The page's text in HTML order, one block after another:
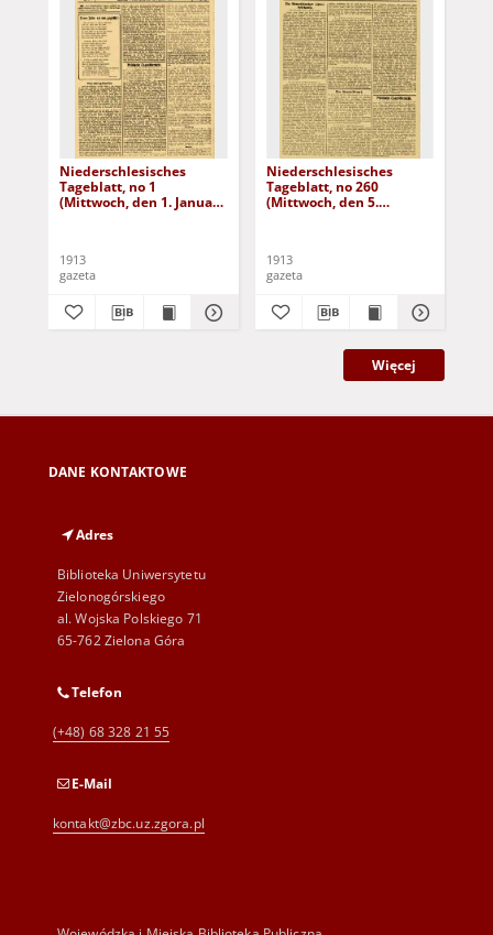
Niederschlesisches
Tageblatt, no 1
(Mittwoch, den 1. Januar
1913
gazeta
Niederschlesisches
Tageblatt, no 260
(Mittwoch, den 5.
1913
gazeta
Więcej
DANE KONTAKTOWE
Adres
Biblioteka Uniwersytetu
Zielonogórskiego
al. Wojska Polskiego 71
65-762 Zielona Góra
Telefon
(+48) 68 328 21 55
E-Mail
kontakt@zbc.uz.zgora.pl